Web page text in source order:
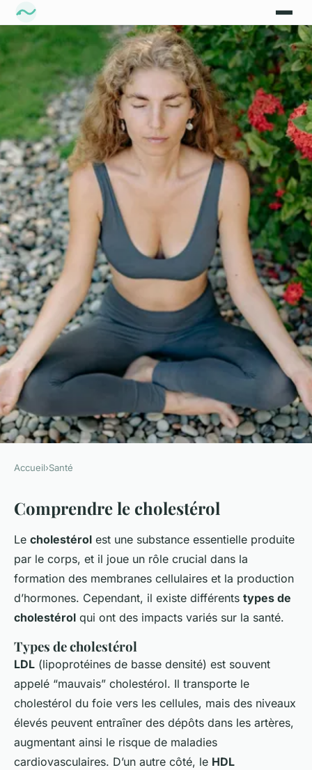
Cholestérol et maladies
cardiovasculaires : quel lien ?
Alexis• 2 mars 2025•4 min de lecture
Accueil›Santé
Comprendre le cholestérol
Le cholestérol est une substance essentielle produite
par le corps, et il joue un rôle crucial dans la
formation des membranes cellulaires et la production
d’hormones. Cependant, il existe différents types de
cholestérol qui ont des impacts variés sur la santé.
Types de cholestérol
LDL (lipoprotéines de basse densité) est souvent
appelé “mauvais” cholestérol. Il transporte le
cholestérol du foie vers les cellules, mais des niveaux
élevés peuvent entraîner des dépôts dans les artères,
augmentant ainsi le risque de maladies
cardiovasculaires. D’un autre côté, le HDL